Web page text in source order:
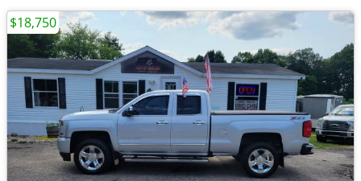
$18,750